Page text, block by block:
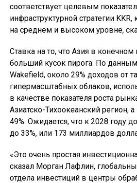
соответствует целевым
инфраструктурной стратегии KKR,
на среднем и высоком уровне,
Ставка на то, что Азия в конечном
больший кусок пирога. По данным
Wakefield, около 29% доходов от
гипермасштабных облаков,
в качестве показателя роста
Азиатско-Тихоокеанский регион,
49%. Ожидается, что к 2028 году
до 33%, или 173 миллиардов
«Это очень простая
сказал Морган Лафлин,
отдела инвестиций в центры